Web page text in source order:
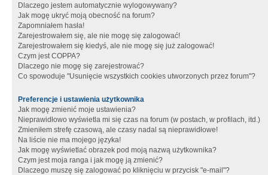
Dlaczego jestem automatycznie wylogowywany?
Jak mogę ukryć moją obecność na forum?
Zapomniałem hasła!
Zarejestrowałem się, ale nie mogę się zalogować!
Zarejestrowałem się kiedyś, ale nie mogę się już zalogować!
Czym jest COPPA?
Dlaczego nie mogę się zarejestrować?
Co spowoduje "Usunięcie wszystkich cookies utworzonych przez forum"?
Preferencje i ustawienia użytkownika
Jak mogę zmienić moje ustawienia?
Nieprawidłowo wyświetla mi się czas na forum (w postach, w profilach, itd.)
Zmieniłem strefę czasową, ale czasy nadal są nieprawidłowe!
Na liście nie ma mojego języka!
Jak mogę wyświetlać obrazek pod moją nazwą użytkownika?
Czym jest moja ranga i jak mogę ją zmienić?
Dlaczego muszę się zalogować po kliknięciu w przycisk "e-mail"?